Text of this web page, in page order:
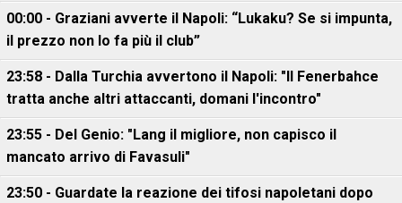
00:00 - Graziani avverte il Napoli: “Lukaku? Se si impunta,
il prezzo non lo fa più il club”
23:58 - Dalla Turchia avvertono il Napoli: "Il Fenerbahce
tratta anche altri attaccanti, domani l'incontro"
23:55 - Del Genio: "Lang il migliore, non capisco il
mancato arrivo di Favasuli"
23:50 - Guardate la reazione dei tifosi napoletani dopo